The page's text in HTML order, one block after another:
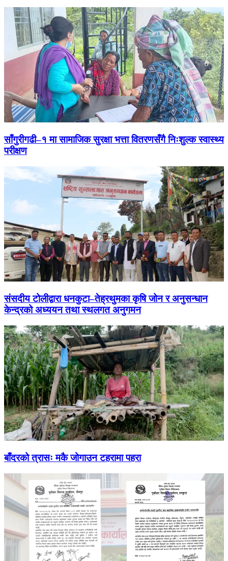
साँगुरीगढी–१ मा सामाजिक सुरक्षा भत्ता वितरणसँगै निःशुल्क स्वास्थ्य
परीक्षण
संसदीय टोलीद्वारा धनकुटा–तेह्रथुमका कृषि जोन र अनुसन्धान
केन्द्रको अध्ययन तथा स्थलगत अनुगमन
बाँदरको त्रासः मकै जोगाउन टहरामा पहरा